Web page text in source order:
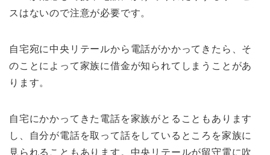
スはないので注意が必要です。
自宅宛に中央リテールから電話がかかってきたら、そ
のことによって家族に借金が知られてしまうことがあ
ります。
自宅にかかってきた電話を家族がとることもあります
し、自分が電話を取って話をしているところを家族に
見られることもあります。中央リテールが留守電に吹